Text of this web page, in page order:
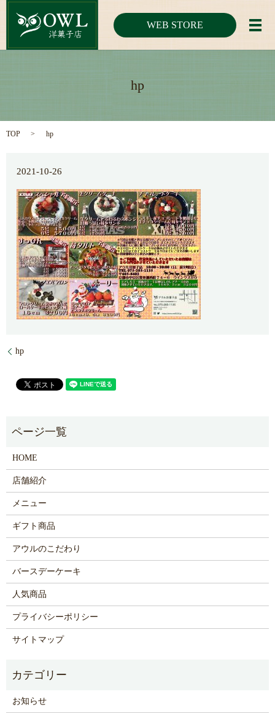
WEB STORE メ
hp
TOP hp
2021-10-26
hp
HOME
店舗紹介
メニュー
ギフト商品
アウルのこだわり
バースデーケーキ
人気商品
プライバシーポリシー
サイトマップ
お知らせ